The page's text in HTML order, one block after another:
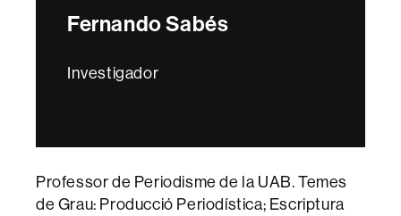
Fernando Sabés
Investigador
Professor de Periodisme de la UAB. Temes
de Grau: Producció Periodística; Escriptura